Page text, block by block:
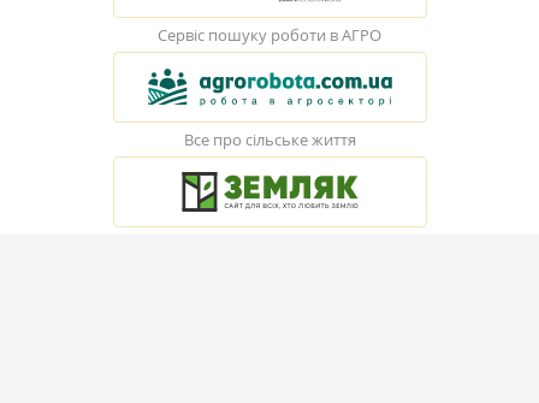
Сервіс пошуку роботи в АГРО
Все про сільське життя